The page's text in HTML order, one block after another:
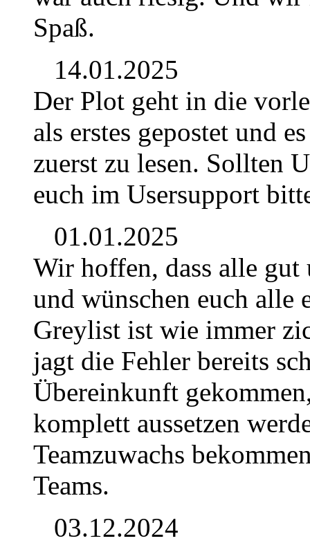
Spaß.
14.01.2025
Der Plot geht in die
als erstes gepostet und
zuerst zu lesen. Sollten
euch im Usersupport
01.01.2025
Wir hoffen, dass alle gut
und wünschen euch alle
Greylist ist wie immer
jagt die Fehler bereits
Übereinkunft
komplett aussetzen
Teamzuwachs
Teams.
03.12.2024